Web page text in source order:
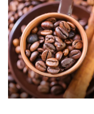
Björn Almér, Baristas
femhundring. Foto: